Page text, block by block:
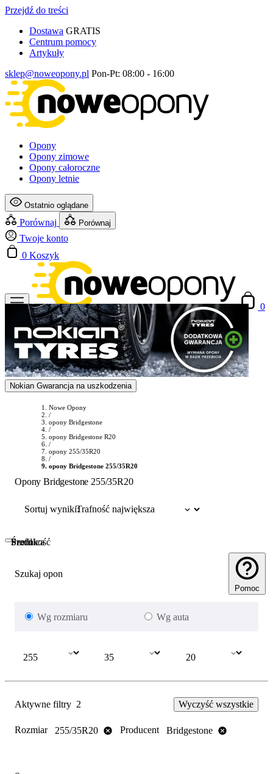
Przejdź do treści
Dostawa GRATIS
Centrum pomocy
Artykuły
sklep@noweopony.pl Pon-Pt: 08:00 - 16:00
Opony
Opony zimowe
Opony całoroczne
Opony letnie
Ostatnio oglądane
Porównaj Porównaj
Twoje konto
0 Koszyk
0
Nokian Gwarancja na uszkodzenia
Nowe Opony
/
opony Bridgestone
/
opony Bridgestone R20
/
opony 255/35R20
/
opony Bridgestone 255/35R20
Opony Bridgestone 255/35R20
Sortuj wyniki:
Szukaj opon
Pomoc
Wg rozmiaru Wg auta
Szerokość
Profil
Średnica
Aktywne filtry 2 Wyczyść wszystkie
Rozmiar 255/35R20 Producent Bridgestone